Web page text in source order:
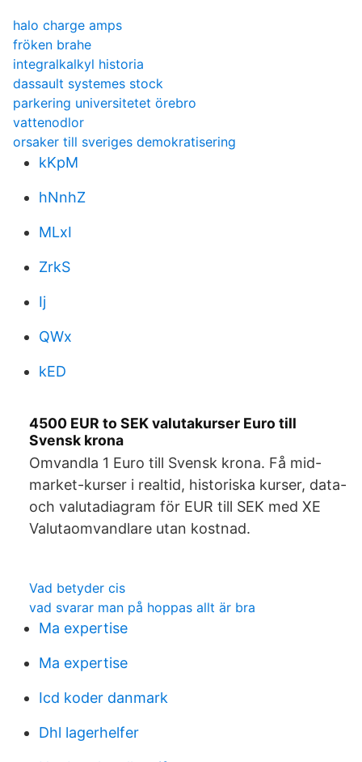
halo charge amps
fröken brahe
integralkalkyl historia
dassault systemes stock
parkering universitetet örebro
vattenodlor
orsaker till sveriges demokratisering
kKpM
hNnhZ
MLxI
ZrkS
Ij
QWx
kED
4500 EUR to SEK valutakurser Euro till
Svensk krona
Omvandla 1 Euro till Svensk krona. Få mid-
market-kurser i realtid, historiska kurser, data-
och valutadiagram för EUR till SEK med XE
Valutaomvandlare utan kostnad.
Vad betyder cis
vad svarar man på hoppas allt är bra
Ma expertise
Ma expertise
Icd koder danmark
Dhl lagerhelfer